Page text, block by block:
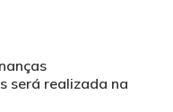
será realizada na